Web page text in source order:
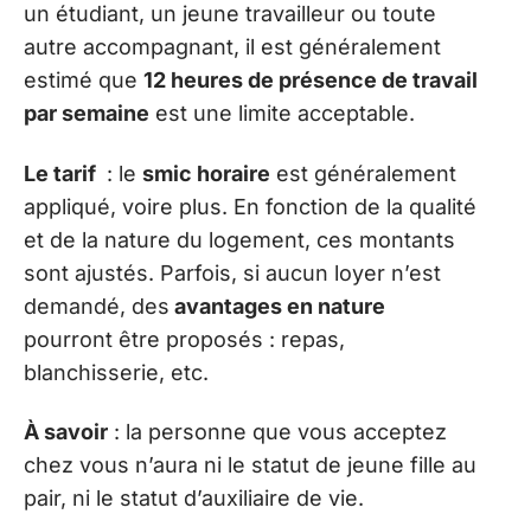
un étudiant, un jeune travailleur ou toute
autre accompagnant, il est généralement
estimé que 12 heures de présence de travail
par semaine est une limite acceptable.
Le tarif : le smic horaire est généralement
appliqué, voire plus. En fonction de la qualité
et de la nature du logement, ces montants
sont ajustés. Parfois, si aucun loyer n’est
demandé, des avantages en nature
pourront être proposés : repas,
blanchisserie, etc.
À savoir : la personne que vous acceptez
chez vous n’aura ni le statut de jeune fille au
pair, ni le statut d’auxiliaire de vie.